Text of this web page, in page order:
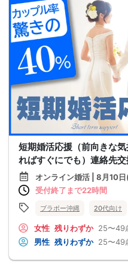
短期婚活応援（前向きな
ればすぐにでも）連絡先
オンライン婚活 | 8月10
受付終了まで22時間
ブラボー沖縄 20代向け
女性 残りわずか 25〜49
男性 残りわずか 25〜49